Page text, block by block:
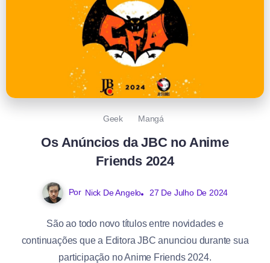
Geek Mangá
Os Anúncios da JBC no Anime
Friends 2024
Por Nick De Angelo 27 De Julho De 2024
São ao todo novo títulos entre novidades e
continuações que a Editora JBC anunciou durante sua
participação no Anime Friends 2024.